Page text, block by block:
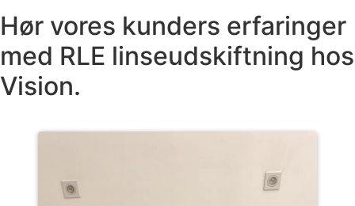
Hør vores kunders erfaringer
med RLE linseudskiftning hos
Vision.